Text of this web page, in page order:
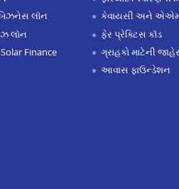
લૉન
લૉન
Finance
કેવાયસી અને
ફેર પ્રેક્ટિસ કૉડ
ગ્રાહકો માટેની
આવાસ ફાઉન્ડેશન